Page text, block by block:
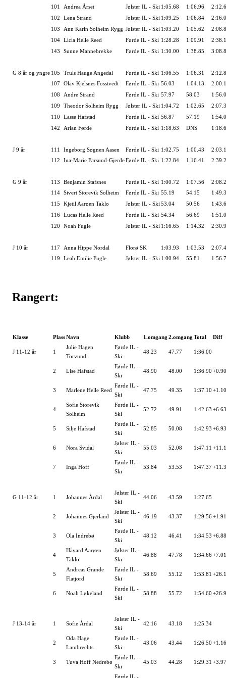
101
Andrea Årset Jølster IL - Ski 1:05.68 1:06.96
102
Lena Strand Jølster IL - Ski 1:09.25 1:06.84
103
Ann Karin Solheim Rygg Jølster IL - Ski 1:03.20 1:05.62
104 Licia Helle Reed Førde IL - Ski 1:28.28 1:09.91
143
Sunne Mannebrekke Førde IL - Ski 1:30.00 1:38.85
G 8 år og yngre 105 Truls Hauge Angedal Førde IL - Ski 1:06.55 1:06.31
107 Olav Kjelsnes Fosstvedt Førde IL - Ski 56.03 1:04.13
108
Andre Strand Førde IL - Ski 57.97 58.03
109
Theodor Solheim Rygg Jølster IL - Ski 1:04.72 1:02.65
110
Lasse Hafstad Førde IL - Ski 56.87 57.19
142
Arian Førde Førde IL - Ski 1:18.63 DNS
J 9 år 111 Ingeborg Søgnen Aasen Førde IL - Ski 1:02.75 1:00.43
112
Ina-Marie Farsund-GjerdeFørde IL - Ski 1:22.84 1:16.41
G 9 år 113 Benjamin Stafsnes Førde IL - Ski 1:00.72 1:07.56
114 Sivert Storevik Solheim Førde IL - Ski 55.19 54.15
115
Kjetil Aarøen Taklo Jølster IL - Ski53.04 50.56
116 Lucas Helle Reed Førde IL - Ski 54.34 56.69
120
Noah Fugle Jølster IL - Ski 1:16.65 1:14.32
J 10 år 117 Anna Hippe Nordal Florø SK 1:03.93 1:03.53
119
Leah Emilie Fugle Jølster IL - Ski 1:00.94 55.81
Rangert:
Klasse PlassNavn Klubb 1.omgang 2.omgang Total Diff
J 11-12 år 1
Julie Hagen
Torvund
Førde IL -
Ski
48.23 47.77 1:36.00
2 Lise Hafstad
Førde IL -
Ski
48.90 48.00 1:36.90 +0.90
3 Marlene Helle Reed
Førde IL -
Ski
47.75 49.35 1:37.10 +1.10
4
Sofie Storevik
Solheim
Førde IL -
Ski
52.72 49.91 1:42.63 +6.63
5 Silje Hafstad
Førde IL -
Ski
52.85 50.08 1:42.93 +6.93
6 Nora Svidal
Jølster IL -
Ski
55.03 52.08 1:47.11
7 Inga Hoff
Førde IL -
Ski
53.84 53.53 1:47.37
G 11-12 år 1 Johannes Årdal
Jølster IL -
Ski
44.06 43.59 1:27.65
2 Johannes Gjerland
Jølster IL -
Ski
46.19 43.37 1:29.56+1.91
3 Ola Indrebø
Førde IL -
Ski
48.12 46.41 1:34.53 +6.88
4
Håvard Aarøen
Taklo
Jølster IL -
Ski
46.88 47.78 1:34.66+7.01
5
Andreas Grande
Flatjord
Førde IL -
Ski
58.69 55.12 1:53.81
6 Noah Løkeland
Førde IL -
Ski
58.88 55.72 1:54.60
J 13-14 år 1 Sofie Årdal
Jølster IL -
Ski
42.16 43.18 1:25.34
2
Oda Hage
Lambrechts
Førde IL -
Ski
43.06 43.44 1:26.50 +1.16
3 Tuva Hoff Nedrebø
Førde IL -
Ski
45.03 44.28 1:29.31 +3.97
Førde IL -